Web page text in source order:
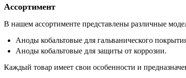
Ассортимент
В нашем ассортименте представлены различные
Аноды кобальтовые для гальванического
Аноды кобальтовые для защиты от коррозии.
Каждый товар имеет свои особенности и